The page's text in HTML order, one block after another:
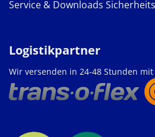
Service & Downloads
Logistikpartner
Wir versenden in 24-48 Stunden